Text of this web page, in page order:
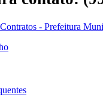
- Prefeitura